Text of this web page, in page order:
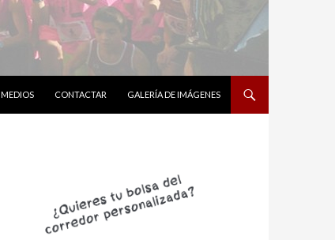
CONTACTAR GALERÍA DE IMÁGENES